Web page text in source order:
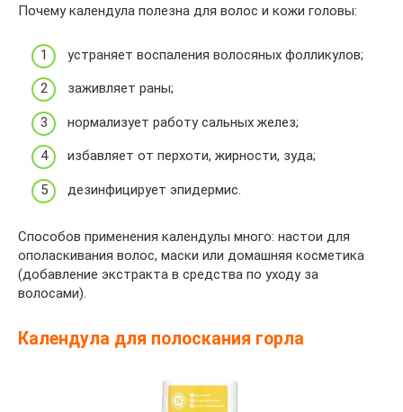
Почему календула полезна для волос и кожи головы:
устраняет воспаления волосяных фолликулов;
заживляет раны;
нормализует работу сальных желез;
избавляет от перхоти, жирности, зуда;
дезинфицирует эпидермис.
Способов применения календулы много: настои для
ополаскивания волос, маски или домашняя косметика
(добавление экстракта в средства по уходу за
волосами).
Календула для полоскания горла